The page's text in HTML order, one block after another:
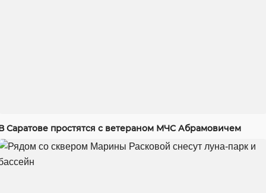
Саратове простятся с ветераном МЧС Абрамовичем